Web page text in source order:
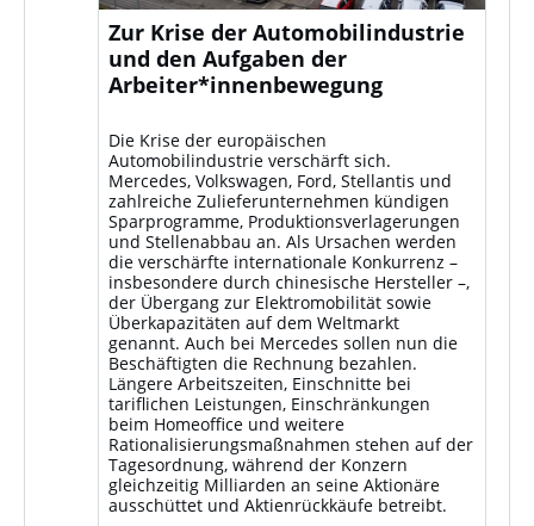
Zur Krise der Automobilindustrie
und den Aufgaben der
Arbeiter*innenbewegung
Die Krise der europäischen
Automobilindustrie verschärft sich.
Mercedes, Volkswagen, Ford, Stellantis und
zahlreiche Zulieferunternehmen kündigen
Sparprogramme, Produktionsverlagerungen
und Stellenabbau an. Als Ursachen werden
die verschärfte internationale Konkurrenz –
insbesondere durch chinesische Hersteller –,
der Übergang zur Elektromobilität sowie
Überkapazitäten auf dem Weltmarkt
genannt. Auch bei Mercedes sollen nun die
Beschäftigten die Rechnung bezahlen.
Längere Arbeitszeiten, Einschnitte bei
tariflichen Leistungen, Einschränkungen
beim Homeoffice und weitere
Rationalisierungsmaßnahmen stehen auf der
Tagesordnung, während der Konzern
gleichzeitig Milliarden an seine Aktionäre
ausschüttet und Aktienrückkäufe betreibt.